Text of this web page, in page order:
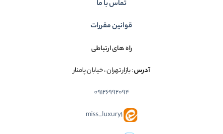
تماس با ما
قوانین مقررات
راه های ارتباطی
آدرس: بازار تهران ، خیابان پامنار
09126992094
miss_luxury1